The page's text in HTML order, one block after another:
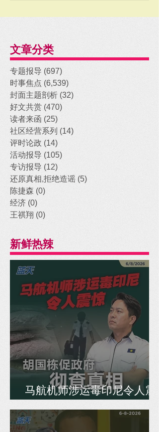
文章分类
专题报导 (697)
时事焦点 (6,539)
封面主题剖析 (32)
好文共赏 (470)
读者来函 (25)
社区经营系列 (14)
评时论政 (14)
活动报导 (105)
专访报导 (12)
还原真相,拒绝造谣 (5)
陈捷森 (0)
经济 (0)
王祺翔 (0)
新鲜热辣
马航机师涉运毒印尼令人震